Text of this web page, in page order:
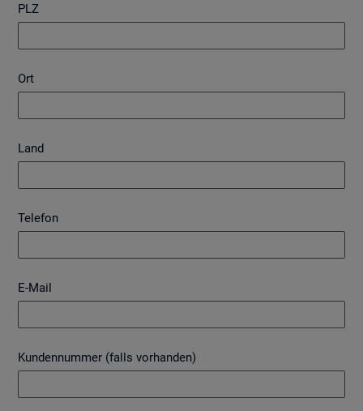
PLZ
Ort
Land
Telefon
E-Mail
Kundennummer (falls vorhanden)